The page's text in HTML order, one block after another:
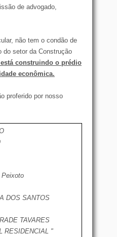
de advogado,
não tem o condão de
do setor da Construção
construindo o prédio
econômica.
proferido por nosso
Peixoto
DOS SANTOS
TAVARES
RESIDENCIAL "